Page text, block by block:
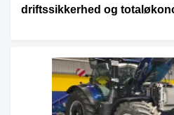
driftssikkerhed og